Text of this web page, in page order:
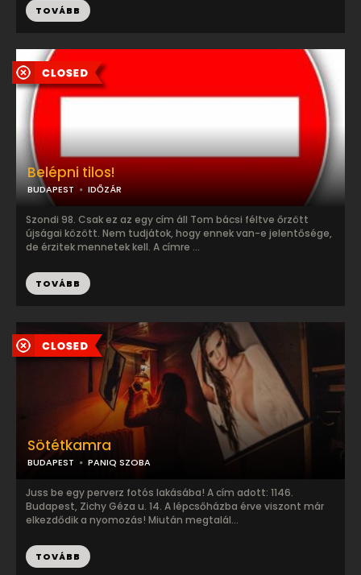
TOVÁBB
Belépni tilos!
BUDAPEST IDŐZÁR
Szondi 98. Csak ez az egy cím áll Tom bácsi féltve őrzött
újságai között. Nem tudjátok, hogy ennek van-e jelentősége,
de érzitek mennetek kell. A címre ...
TOVÁBB
Sötétkamra
BUDAPEST PANIQ SZOBA
Juss be egy perverz fotós lakásába! A cím adott: 1146.
Budapest, Zichy Géza u. 14. A lépcsőházba érve viszont már
elkezdődik a nyomozás! Miután megtalál...
TOVÁBB